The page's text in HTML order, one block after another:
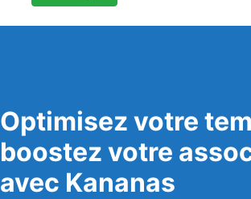
Optimisez votre
boostez votre
avec Kananas